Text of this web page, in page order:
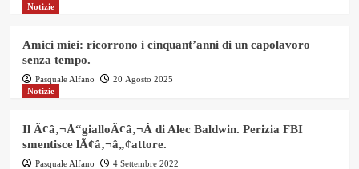
Notizie
Amici miei: ricorrono i cinquant’anni di un capolavoro
senza tempo.
Pasquale Alfano
20 Agosto 2025
Notizie
Il Ã¢â‚¬Å“gialloÃ¢â‚¬Â di Alec Baldwin. Perizia FBI
smentisce lÃ¢â‚¬â„¢attore.
Pasquale Alfano
4 Settembre 2022